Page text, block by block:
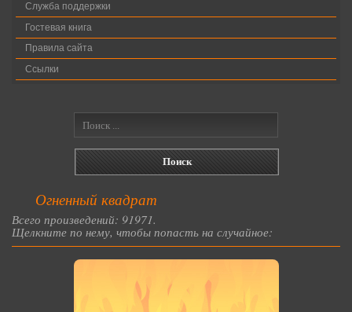
Служба поддержки
Гостевая книга
Правила сайта
Ссылки
Огненный квадрат
Всего произведений: 91971.
Щелкните по нему, чтобы попасть на случайное: